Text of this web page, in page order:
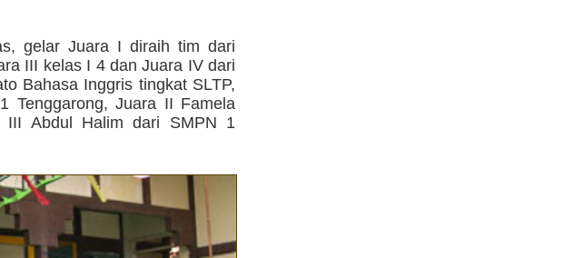
gelar Juara I diraih tim dari
III kelas I 4 dan Juara IV dari
Bahasa Inggris tingkat SLTP,
Tenggarong, Juara II Famela
III Abdul Halim dari SMPN 1